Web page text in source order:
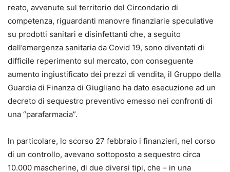
reato, avvenute sul territorio del Circondario di
competenza, riguardanti manovre finanziarie speculative
su prodotti sanitari e disinfettanti che, a seguito
dell’emergenza sanitaria da Covid 19, sono diventati di
difficile reperimento sul mercato, con conseguente
aumento ingiustificato dei prezzi di vendita, il Gruppo della
Guardia di Finanza di Giugliano ha dato esecuzione ad un
decreto di sequestro preventivo emesso nei confronti di
una “parafarmacia”.
ln particolare, lo scorso 27 febbraio i finanzieri, nel corso
di un controllo, avevano sottoposto a sequestro circa
10.000 mascherine, di due diversi tipi, che – in una